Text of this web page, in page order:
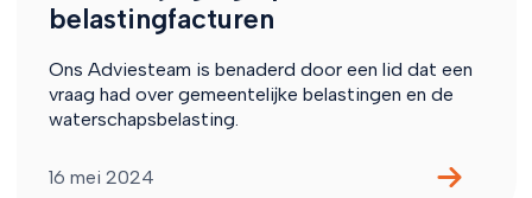
belastingfacturen
Ons Adviesteam is benaderd door een lid dat een
vraag had over gemeentelijke belastingen en de
waterschapsbelasting.
16 mei 2024